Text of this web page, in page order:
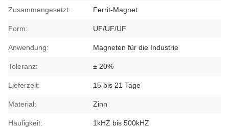
Zusammengesetzt: Ferrit-Magnet
Form: UF/UF/UF
Anwendung: Magneten für die Industrie
Toleranz: ± 20%
Lieferzeit: 15 bis 21 Tage
Material: Zinn
Häufigkeit: 1kHZ bis 500kHZ